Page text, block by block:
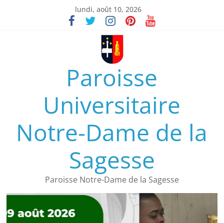
lundi, août 10, 2026
Paroisse
Universitaire
Notre-Dame de la
Sagesse
Paroisse Notre-Dame de la Sagesse